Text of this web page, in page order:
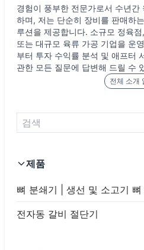
경험이 풍부한 전문가로서 수년
하며, 저는 단순히 장비를 판매하
루션을 제공합니다. 소규모 정육
또는 대규모 육류 가공 기업을 운
부터 투자 수익률 분석 및 애프터
관한 모든 질문에 답변해 드릴 수
전체 소개
제품
뼈 분쇄기 | 생선 및 소고기
전자동 갈비 절단기